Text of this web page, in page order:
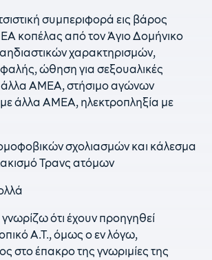
συμπεριφορά εις βάρος
κοπέλας από τον Άγιο Δομήνικο
χαρακτηρισμών,
ώθηση για σεξουαλικές
άλλα ΑΜΕΑ, στήσιμο αγώνων
άλλα ΑΜΕΑ, ηλεκτροπληξία με
σχολιασμών και κάλεσμα
Τρανς ατόμων
ότι έχουν προηγηθεί
Α.Τ., όμως ο εν λόγω,
στο έπακρο της γνωριμίες της